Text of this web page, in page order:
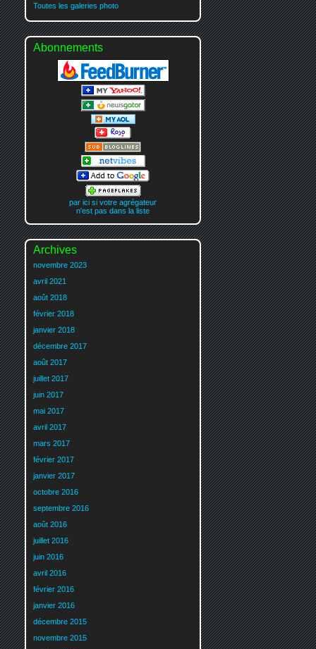
Toutes les galeries photo
Abonnements
par ici si votre agrégateur
n'est pas dans la liste
Archives
novembre 2023
avril 2021
août 2018
février 2018
janvier 2018
décembre 2017
août 2017
juillet 2017
juin 2017
mai 2017
avril 2017
mars 2017
février 2017
janvier 2017
octobre 2016
septembre 2016
août 2016
juillet 2016
juin 2016
avril 2016
février 2016
janvier 2016
décembre 2015
novembre 2015